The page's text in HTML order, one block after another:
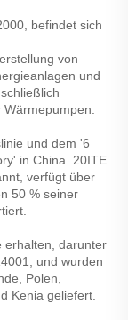
befindet sich
von
und
und dem '6
in China. 20ITE
verfügt über
50 % seiner
erhalten, darunter
und wurden
Polen,
Kenia geliefert.